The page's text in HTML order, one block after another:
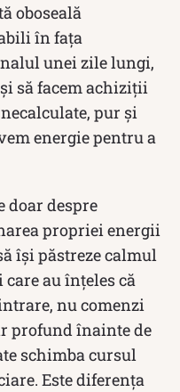
oboseală
în fața
unei zile lungi,
să facem achiziții
pur și
energie pentru a
doar despre
propriei energii
își păstreze calmul
au înțeles că
nu comenzi
profund înainte de
schimba cursul
Este diferența